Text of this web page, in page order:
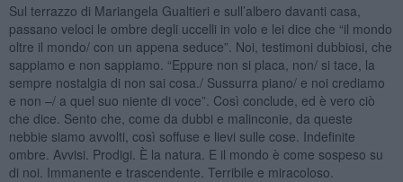
Sul terrazzo di Mariangela Gualtieri e sull’albero davanti casa,
passano veloci le ombre degli uccelli in volo e lei dice che “il mondo
oltre il mondo/ con un appena seduce”. Noi, testimoni dubbiosi, che
sappiamo e non sappiamo. “Eppure non si placa, non/ si tace, la
sempre nostalgia di non sai cosa./ Sussurra piano/ e noi crediamo
e non –/ a quel suo niente di voce”. Così conclude, ed è vero ciò
che dice. Sento che, come da dubbi e malinconie, da queste
nebbie siamo avvolti, così soffuse e lievi sulle cose. Indefinite
ombre. Avvisi. Prodigi. È la natura. E il mondo è come sospeso su
di noi. Immanente e trascendente. Terribile e miracoloso.